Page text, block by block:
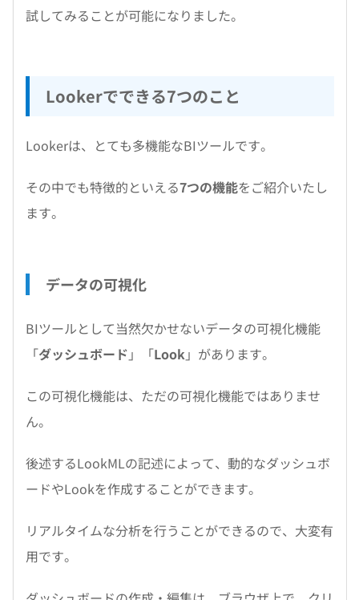
試してみることが可能になりました。
Lookerでできる7つのこと
Lookerは、とても多機能なBIツールです。
その中でも特徴的といえる7つの機能をご紹介いたし
ます。
データの可視化
BIツールとして当然欠かせないデータの可視化機能
「ダッシュボード 」「Look」があります。
この可視化機能は、ただの可視化機能ではありませ
ん。
後述するLookMLの記述によって、動的なダッシュボ
ードやLookを作成することができます。
リアルタイムな分析を行うことができるので、大変有
用です。